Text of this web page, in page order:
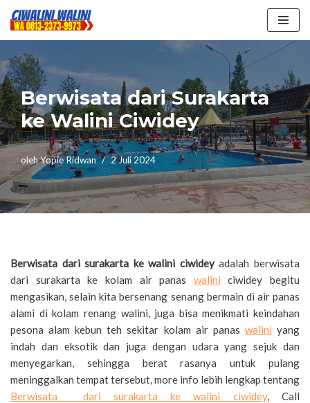
Lompat
ke
konten
Berwisata dari Surakarta
ke Walini Ciwidey
olehYopie Ridwan 2 Juli 2024
Berwisata dari surakarta ke walini ciwideyadalah berwisata
dari surakarta ke kolam air panas walini ciwidey begitu
mengasikan, selain kita bersenang senang bermain di air panas
alami di kolam renang walini, juga bisa menikmati keindahan
pesona alam kebun teh sekitar kolam air panas walini yang
indah dan eksotik dan juga dengan udara yang sejuk dan
menyegarkan, sehingga berat rasanya untuk pulang
meninggalkan tempat tersebut, more info lebih lengkap tentang
Berwisata dari surakarta ke walini ciwidey, Call